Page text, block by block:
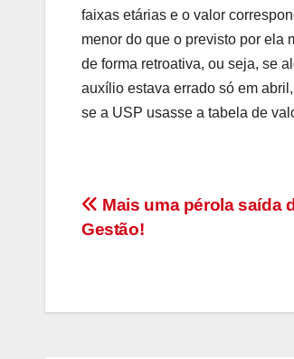
faixas etárias e o valor
menor do que o previsto por ela
de forma retroativa, ou seja, se
auxílio estava errado só em
se a USP usasse a tabela de
Navegação
Mais uma pérola saída
Gestão!